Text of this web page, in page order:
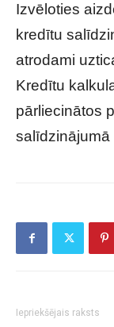
Izvēloties
kredītu
atrodami
Kredītu
pārliecinātos
salīdzinājumā
Iepriekšējais raksts